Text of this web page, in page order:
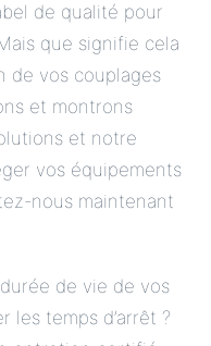
de qualité pour
que signifie cela
de vos couplages
et montrons
et notre
vos équipements
nous maintenant
de vie de vos
les temps d’arrêt ?